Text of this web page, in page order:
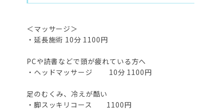
＜マッサージ＞
・延長施術 10分 1100円
PCや読書などで頭が疲れている方へ
・ヘッドマッサージ 10分 1100円
足のむくみ、冷えが酷い
・脚スッキリコース 1100円